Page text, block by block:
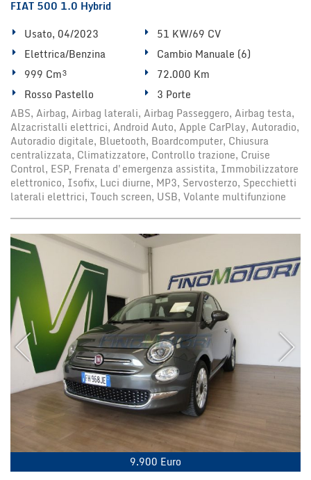
FIAT 500 1.0 Hybrid
Usato, 04/2023
51 KW/69 CV
Elettrica/Benzina
Cambio Manuale (6)
999 Cm³
72.000 Km
Rosso Pastello
3 Porte
ABS, Airbag, Airbag laterali, Airbag Passeggero, Airbag testa,
Alzacristalli elettrici, Android Auto, Apple CarPlay, Autoradio,
Autoradio digitale, Bluetooth, Boardcomputer, Chiusura
centralizzata, Climatizzatore, Controllo trazione, Cruise
Control, ESP, Frenata d'emergenza assistita, Immobilizzatore
elettronico, Isofix, Luci diurne, MP3, Servosterzo, Specchietti
laterali elettrici, Touch screen, USB, Volante multifunzione
9.900 Euro